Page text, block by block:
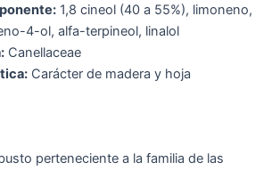
1,8 cineol (40 a 55%), limoneno,
4-ol, alfa-terpineol, linalol
Canellaceae
Carácter de madera y hoja
perteneciente a la familia de las